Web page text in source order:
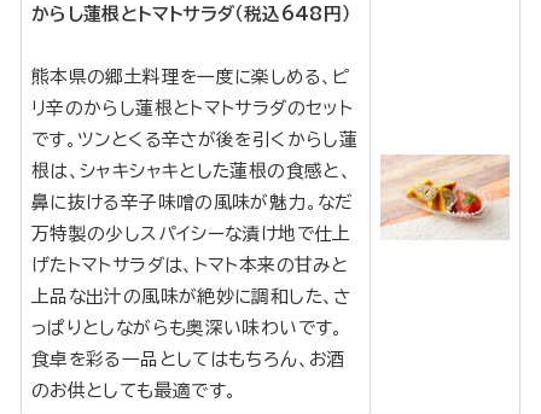
からし蓮根とトマトサラダ（税込648円）
熊本県の郷土料理を一度に楽しめる、ピ
リ辛のからし蓮根とトマトサラダのセット
です。ツンとくる辛さが後を引くからし蓮
根は、シャキシャキとした蓮根の食感と、
鼻に抜ける辛子味噌の風味が魅力。なだ
万特製の少しスパイシーな漬け地で仕上
げたトマトサラダは、トマト本来の甘みと
上品な出汁の風味が絶妙に調和した、さ
っぱりとしながらも奥深い味わいです。
食卓を彩る一品としてはもちろん、お酒
のお供としても最適です。